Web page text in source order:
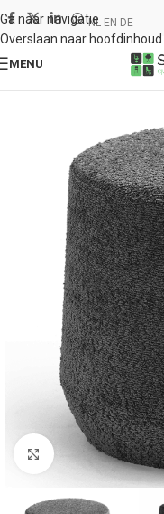
Ga naar navigatie
Overslaan naar hoofdinhoud
NL EN DE
MENU
Klik om te vergroten